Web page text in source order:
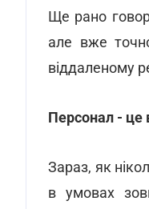
Ще рано
але вже
віддаленому
Персонал - це
Зараз, як
в умовах